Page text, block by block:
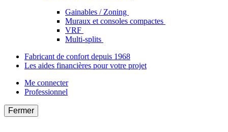
Gainables / Zoning
Muraux et consoles compactes
VRF
Multi-splits
Fabricant de confort depuis 1968
Les aides financières pour votre projet
Me connecter
Professionnel
Fermer